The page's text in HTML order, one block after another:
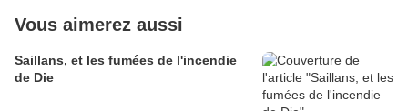
Vous aimerez aussi
Saillans, et les fumées de l'incendie
de Die